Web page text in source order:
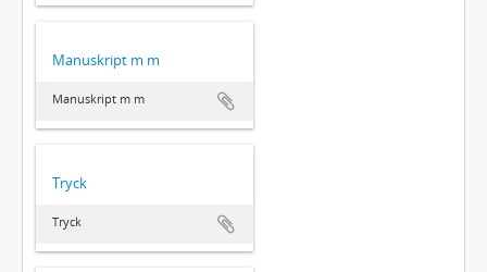
Manuskript m m
Manuskript m m
Tryck
Tryck